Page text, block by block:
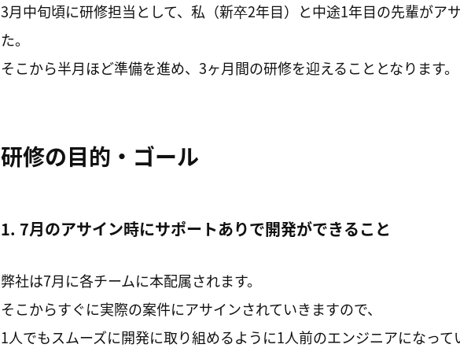
3月中旬頃に研修担当として、私（新卒2年目）と中途1年目の先輩がア
た。
そこから半月ほど準備を進め、3ヶ月間の研修を迎えることとなります。
研修の目的・ゴール
1. 7月のアサイン時にサポートありで開発ができること
弊社は7月に各チームに本配属されます。
そこからすぐに実際の案件にアサインされていきますので、
1人でもスムーズに開発に取り組めるように1人前のエンジニアになって